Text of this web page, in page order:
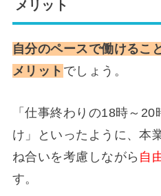
メリット
自分のペースで働けるこ
メリット でしょう。
「仕事終わりの18時～
け」といったように、本
ね合いを考慮しながら 自
す。